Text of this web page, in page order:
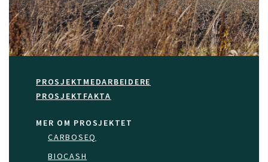
PROSJEKTMEDARBEIDERE
PROSJEKTFAKTA
MER OM PROSJEKTET
CARBOSEQ
BIOCASH